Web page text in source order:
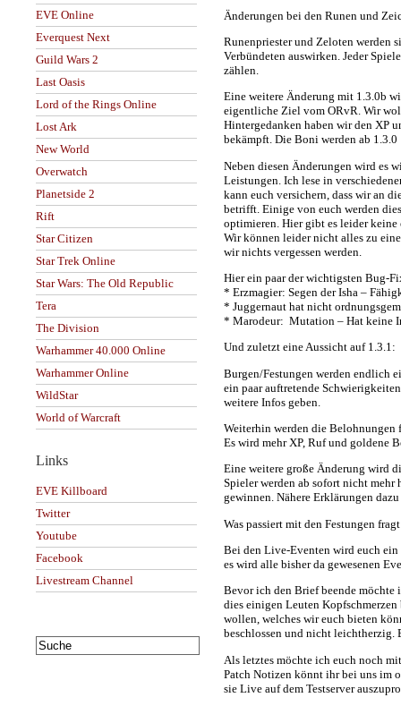
EVE Online
Everquest Next
Guild Wars 2
Last Oasis
Lord of the Rings Online
Lost Ark
New World
Overwatch
Planetside 2
Rift
Star Citizen
Star Trek Online
Star Wars: The Old Republic
Tera
The Division
Warhammer 40.000 Online
Warhammer Online
WildStar
World of Warcraft
Links
EVE Killboard
Twitter
Youtube
Facebook
Livestream Channel
Änderungen bei den Runen und
Runenpriester und Zeloten werden
Verbündeten auswirken. Jeder
zählen.
Eine weitere Änderung mit 1.3.0b
eigentliche Ziel vom ORvR. Wir
Hintergedanken haben wir den XP
bekämpft. Die Boni werden ab
Neben diesen Änderungen wird es
Leistungen. Ich lese in
kann euch versichern, dass wir an
betrifft. Einige von euch werden
optimieren. Hier gibt es leider keine
Wir können leider nicht alles zu
wir nichts vergessen werden.
Hier ein paar der wichtigsten Bug-
* Erzmagier: Segen der Isha –
* Juggernaut hat nicht
* Marodeur: Mutation – Hat keine
Und zuletzt eine Aussicht auf 1.3.1:
Burgen/Festungen werden endlich
ein paar auftretende
weitere Infos geben.
Weiterhin werden die Belohnungen
Es wird mehr XP, Ruf und goldene
Eine weitere große Änderung wird
Spieler werden ab sofort nicht mehr
gewinnen. Nähere Erklärungen
Was passiert mit den Festungen
Bei den Live-Eventen wird euch ein
es wird alle bisher da gewesenen
Bevor ich den Brief beende möchte
dies einigen Leuten Kopfschmerzen
wollen, welches wir euch bieten
beschlossen und nicht leichtherzig.
Als letztes möchte ich euch noch
Patch Notizen könnt ihr bei uns im
sie Live auf dem Testserver